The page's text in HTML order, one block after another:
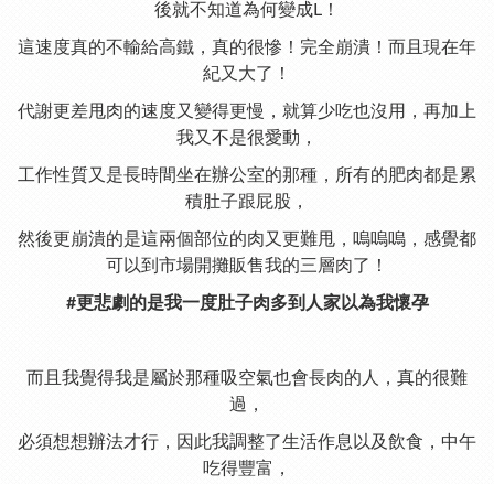
後就不知道為何變成L！
這速度真的不輸給高鐵，真的很慘！完全崩潰！而且現在年
紀又大了！
代謝更差甩肉的速度又變得更慢，就算少吃也沒用，再加上
我又不是很愛動，
工作性質又是長時間坐在辦公室的那種，所有的肥肉都是累
積肚子跟屁股，
然後更崩潰的是這兩個部位的肉又更難甩，嗚嗚嗚，感覺都
可以到市場開攤販售我的三層肉了！
#更悲劇的是我一度肚子肉多到人家以為我懷孕
而且我覺得我是屬於那種吸空氣也會長肉的人
，真的很難
過，
必須想想辦法才行，因此我調整了生活作息以及飲食，中午
吃得豐富，